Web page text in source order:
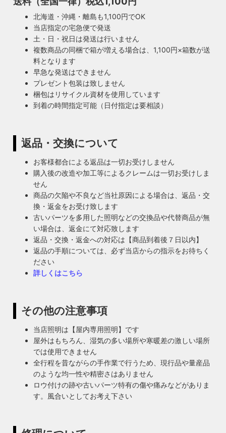
北海道・沖縄・離島も1,100円でOK
当店指定の宅急便で発送
土・日・祝日は発送は行いません
複数商品の同梱で箱が増える場合は、1,100円×箱数が送
料となります
早急な発送はできません
プレゼント包装は致しません
梱包はリサイクル資材を使用しています
到着の時間指定可能（日付指定は要相談）
返品・交換について
お客様都合による返品は一切お受けしません
購入後の改造や加工等によるクレームは一切お受けしま
せん
商品の欠陥や不良など当社原因による場合は、返品・交
換・返金をお受け致します
古いパーツを多用した照明などの交換品や代替商品が無
い場合は、返金にて対応致します
返品・交換・返金への対応は【商品到着後７日以内】
返品の手順については、必ず当店からの指示をお待ちく
ださい
詳しくはこちら
その他の注意事項
当店照明は【屋内専用照明】です
屋外はもちろん、湿気の多い場所や寒暖差の激しい場所
では使用できません
全行程を昔ながらの手作業で行うため、現行品や量産品
のような均一性や精密さはありません
ロウ付けの跡や古いパーツ特有の傷や痛みなどがありま
す。風合いとしてお考え下さい